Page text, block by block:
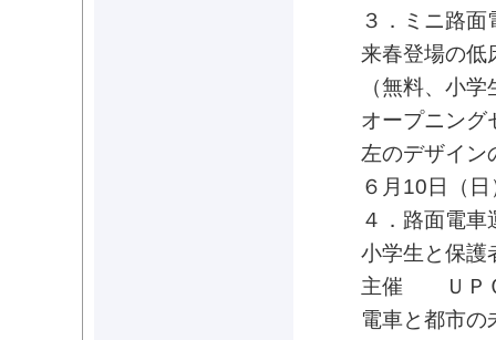
３．ミニ路面
来春登場の低
（無料、小
オープニン
左のデザイン
６月10日（
４．路面電
小学生と保護
主催 ＵＰＣ
電車と都市の